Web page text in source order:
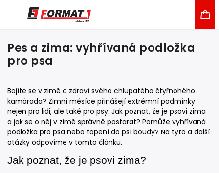
Pes a zima: vyhřívaná podložka
pro psa
Bojíte se v zimě o zdraví svého chlupatého čtyřnohého
kamárada? Zimní měsíce přinášejí extrémní podmínky
nejen pro lidi, ale také pro psy. Jak poznat, že je psovi zima
a jak se o něj v zimě správně postarat? Pomůže vyhřívaná
podložka pro psa nebo topení do psí boudy? Na tyto a další
otázky odpovíme v tomto článku.
Jak poznat, že je psovi zima?